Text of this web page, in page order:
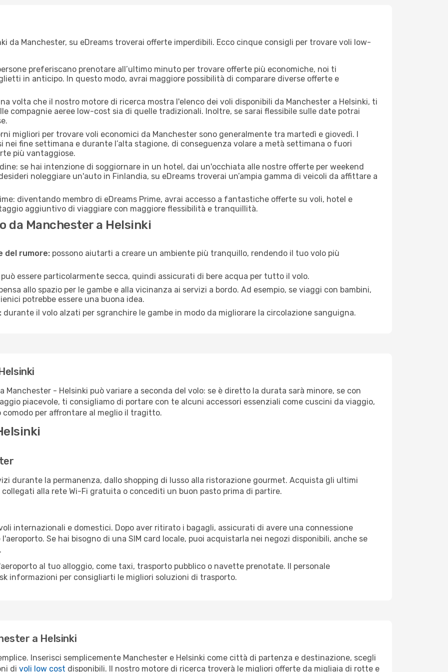
da Manchester, su eDreams troverai offerte imperdibili. Ecco cinque consigli per trovare voli low-
preferiscano prenotare all’ultimo minuto per trovare offerte più economiche, noi ti
in anticipo. In questo modo, avrai maggiore possibilità di comparare diverse offerte e
volta che il nostro motore di ricerca mostra l'elenco dei voli disponibili da Manchester a Helsinki, ti
compagnie aeree low-cost sia di quelle tradizionali. Inoltre, se sarai flessibile sulle date potrai
migliori per trovare voli economici da Manchester sono generalmente tra martedì e giovedì. I
fine settimana e durante l’alta stagione, di conseguenza volare a metà settimana o fuori
più vantaggiose.
se hai intenzione di soggiornare in un hotel, dai un'occhiata alle nostre offerte per weekend
noleggiare un'auto in Finlandia, su eDreams troverai un’ampia gamma di veicoli da affittare a
diventando membro di eDreams Prime, avrai accesso a fantastiche offerte su voli, hotel e
aggiuntivo di viaggiare con maggiore flessibilità e tranquillità.
da Manchester a Helsinki
del rumore: possono aiutarti a creare un ambiente più tranquillo, rendendo il tuo volo più
essere particolarmente secca, quindi assicurati di bere acqua per tutto il volo.
allo spazio per le gambe e alla vicinanza ai servizi a bordo. Ad esempio, se viaggi con bambini,
potrebbe essere una buona idea.
durante il volo alzati per sgranchire le gambe in modo da migliorare la circolazione sanguigna.
- Helsinki può variare a seconda del volo: se è diretto la durata sarà minore, se con
piacevole, ti consigliamo di portare con te alcuni accessori essenziali come cuscini da viaggio,
per affrontare al meglio il tragitto.
durante la permanenza, dallo shopping di lusso alla ristorazione gourmet. Acquista gli ultimi
alla rete Wi-Fi gratuita o concediti un buon pasto prima di partire.
internazionali e domestici. Dopo aver ritirato i bagagli, assicurati di avere una connessione
Se hai bisogno di una SIM card locale, puoi acquistarla nei negozi disponibili, anche se
al tuo alloggio, come taxi, trasporto pubblico o navette prenotate. Il personale
informazioni per consigliarti le migliori soluzioni di trasporto.
a Helsinki
Inserisci semplicemente Manchester e Helsinki come città di partenza e destinazione, scegli
di voli low cost disponibili. Il nostro motore di ricerca troverà le migliori offerte da migliaia di rotte e